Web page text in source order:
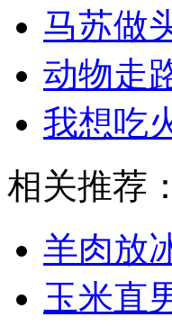
马苏做
动物走
我想吃
相关推荐：
羊肉放
玉米直